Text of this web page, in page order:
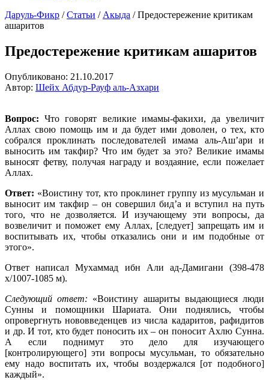
Даруль-Фикр /Статьи / Акыда /Предостережение критикам
ашаритов
Предостережение критикам ашаритов
Опубликовано: 21.10.2017
Автор: Шейх Абдур-Рауф аль-Азхари
Вопрос: Что говорят великие имамы-факихи, да увеличит
Аллах свою помощь им и да будет ими доволен, о тех, кто
собрался проклинать последователей имама аль-Аш’ари и
выносить им такфир? Что им будет за это? Великие имамы
выносят фетву, получая награду и воздаяние, если пожелает
Аллах.
Ответ: «Воистину тот, кто проклинет группу из мусульман и
выносит им такфир – он совершил бид’а и вступил на путь
того, что не дозволяется. И изучающему эти вопросы, да
возвеличит и поможет ему Аллах, [следует] запрещать им и
воспитывать их, чтобы отказались они и им подобные от
этого».
Ответ написал Мухаммад ибн Али ад-Дамигани (398-478
х/1007-1085 м).
Следующий ответ: «Воистину ашариты выдающиеся люди
Сунны и помощники Шариата. Они поднялись, чтобы
опровергнуть нововведенцев из числа кадаритов, рафидитов
и др. И тот, кто будет поносить их – он поносит Ахлю Сунна.
А если поднимут это дело для изучающего
[контролирующего] эти вопросы мусульман, то обязательно
ему надо воспитать их, чтобы воздержался [от подобного]
каждый».